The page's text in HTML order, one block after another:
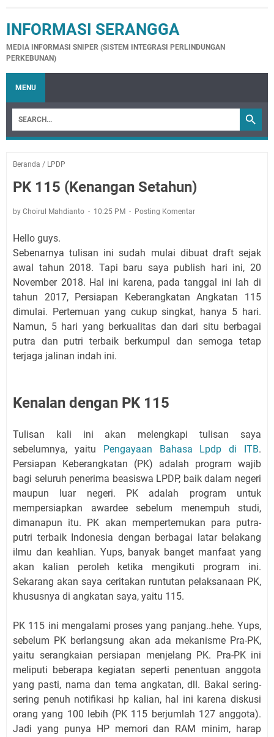
INFORMASI SERANGGA
MEDIA INFORMASI SNIPER (SISTEM INTEGRASI PERLINDUNGAN
PERKEBUNAN)
MENU
Beranda / LPDP
PK 115 (Kenangan Setahun)
by Choirul Mahdianto 10:25 PM Posting Komentar
Hello guys.
Sebenarnya tulisan ini sudah mulai dibuat draft sejak
awal tahun 2018. Tapi baru saya publish hari ini, 20
November 2018. Hal ini karena, pada tanggal ini lah di
tahun 2017, Persiapan Keberangkatan Angkatan 115
dimulai. Pertemuan yang cukup singkat, hanya 5 hari.
Namun, 5 hari yang berkualitas dan dari situ berbagai
putra dan putri terbaik berkumpul dan semoga tetap
terjaga jalinan indah ini.
Kenalan dengan PK 115
Tulisan kali ini akan melengkapi tulisan saya
sebelumnya, yaitu Pengayaan Bahasa Lpdp di ITB.
Persiapan Keberangkatan (PK) adalah program wajib
bagi seluruh penerima beasiswa LPDP, baik dalam negeri
maupun luar negeri. PK adalah program untuk
mempersiapkan awardee sebelum menempuh studi,
dimanapun itu. PK akan mempertemukan para putra-
putri terbaik Indonesia dengan berbagai latar belakang
ilmu dan keahlian. Yups, banyak banget manfaat yang
akan kalian peroleh ketika mengikuti program ini.
Sekarang akan saya ceritakan runtutan pelaksanaan PK,
khususnya di angkatan saya, yaitu 115.
PK 115 ini mengalami proses yang panjang..hehe. Yups,
sebelum PK berlangsung akan ada mekanisme Pra-PK,
yaitu serangkaian persiapan menjelang PK. Pra-PK ini
meliputi beberapa kegiatan seperti penentuan anggota
yang pasti, nama dan tema angkatan, dll. Bakal sering-
sering penuh notifikasi hp kalian, hal ini karena diskusi
orang yang 100 lebih (PK 115 berjumlah 127 anggota).
Jadi yang punya HP memori dan RAM minim, harap